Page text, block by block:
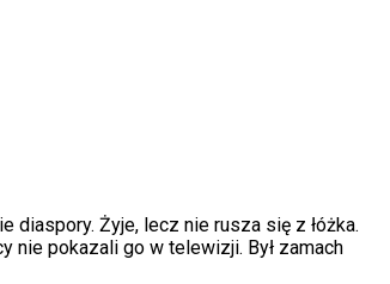
diaspory. Żyje, lecz nie rusza się z łóżka.
nie pokazali go w telewizji. Był zamach